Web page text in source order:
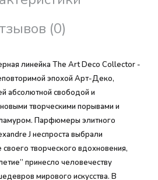
(0)
линейка The Art Deco Collector -
эпохой Арт-Деко,
абсолютной свободой и
творческими порывами и
Парфюмеры элитного
J неспроста выбрали
своего творческого вдохновения,
принесло человечеству
мирового искусства. В